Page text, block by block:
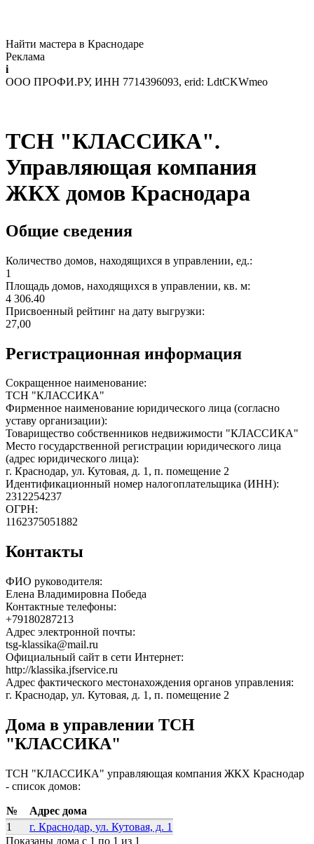
Найти мастера в Краснодаре
Реклама
i
ООО ПРОФИ.РУ, ИНН 7714396093, erid: LdtCKWmeo
ТСН "КЛАССИКА".
Управляющая компания
ЖКХ домов Краснодара
Общие сведения
Количество домов, находящихся в управлении, ед.:
1
Площадь домов, находящихся в управлении, кв. м:
4 306.40
Присвоенный рейтинг на дату выгрузки:
27,00
Регистрационная информация
Сокращенное наименование:
ТСН "КЛАССИКА"
Фирменное наименование юридического лица (согласно
уставу организации):
Товарищество собственников недвижимости "КЛАССИКА"
Место государственной регистрации юридического лица
(адрес юридического лица):
г. Краснодар, ул. Кутовая, д. 1, п. помещение 2
Идентификационный номер налогоплательщика (ИНН):
2312254237
ОГРН:
1162375051882
Контакты
ФИО руководителя:
Елена Владимировна Победа
Контактные телефоны:
+79180287213
Адрес электронной почты:
tsg-klassika@mail.ru
Официальный сайт в сети Интернет:
http://klassika.jfservice.ru
Адрес фактического местонахождения органов управления:
г. Краснодар, ул. Кутовая, д. 1, п. помещение 2
Дома в управлении ТСН
"КЛАССИКА"
ТСН "КЛАССИКА" управляющая компания ЖКХ Краснодар
- список домов:
№
Адрес дома
1
г. Краснодар, ул. Кутовая, д. 1
Показаны дома с 1 по 1 из 1